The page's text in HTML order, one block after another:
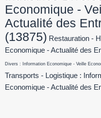
Economique -
Actualité des
(13875) Restauration -
Economique - Actualité des
Divers : Information Economique - Veille
Transports - Logistique :
Economique - Actualité des